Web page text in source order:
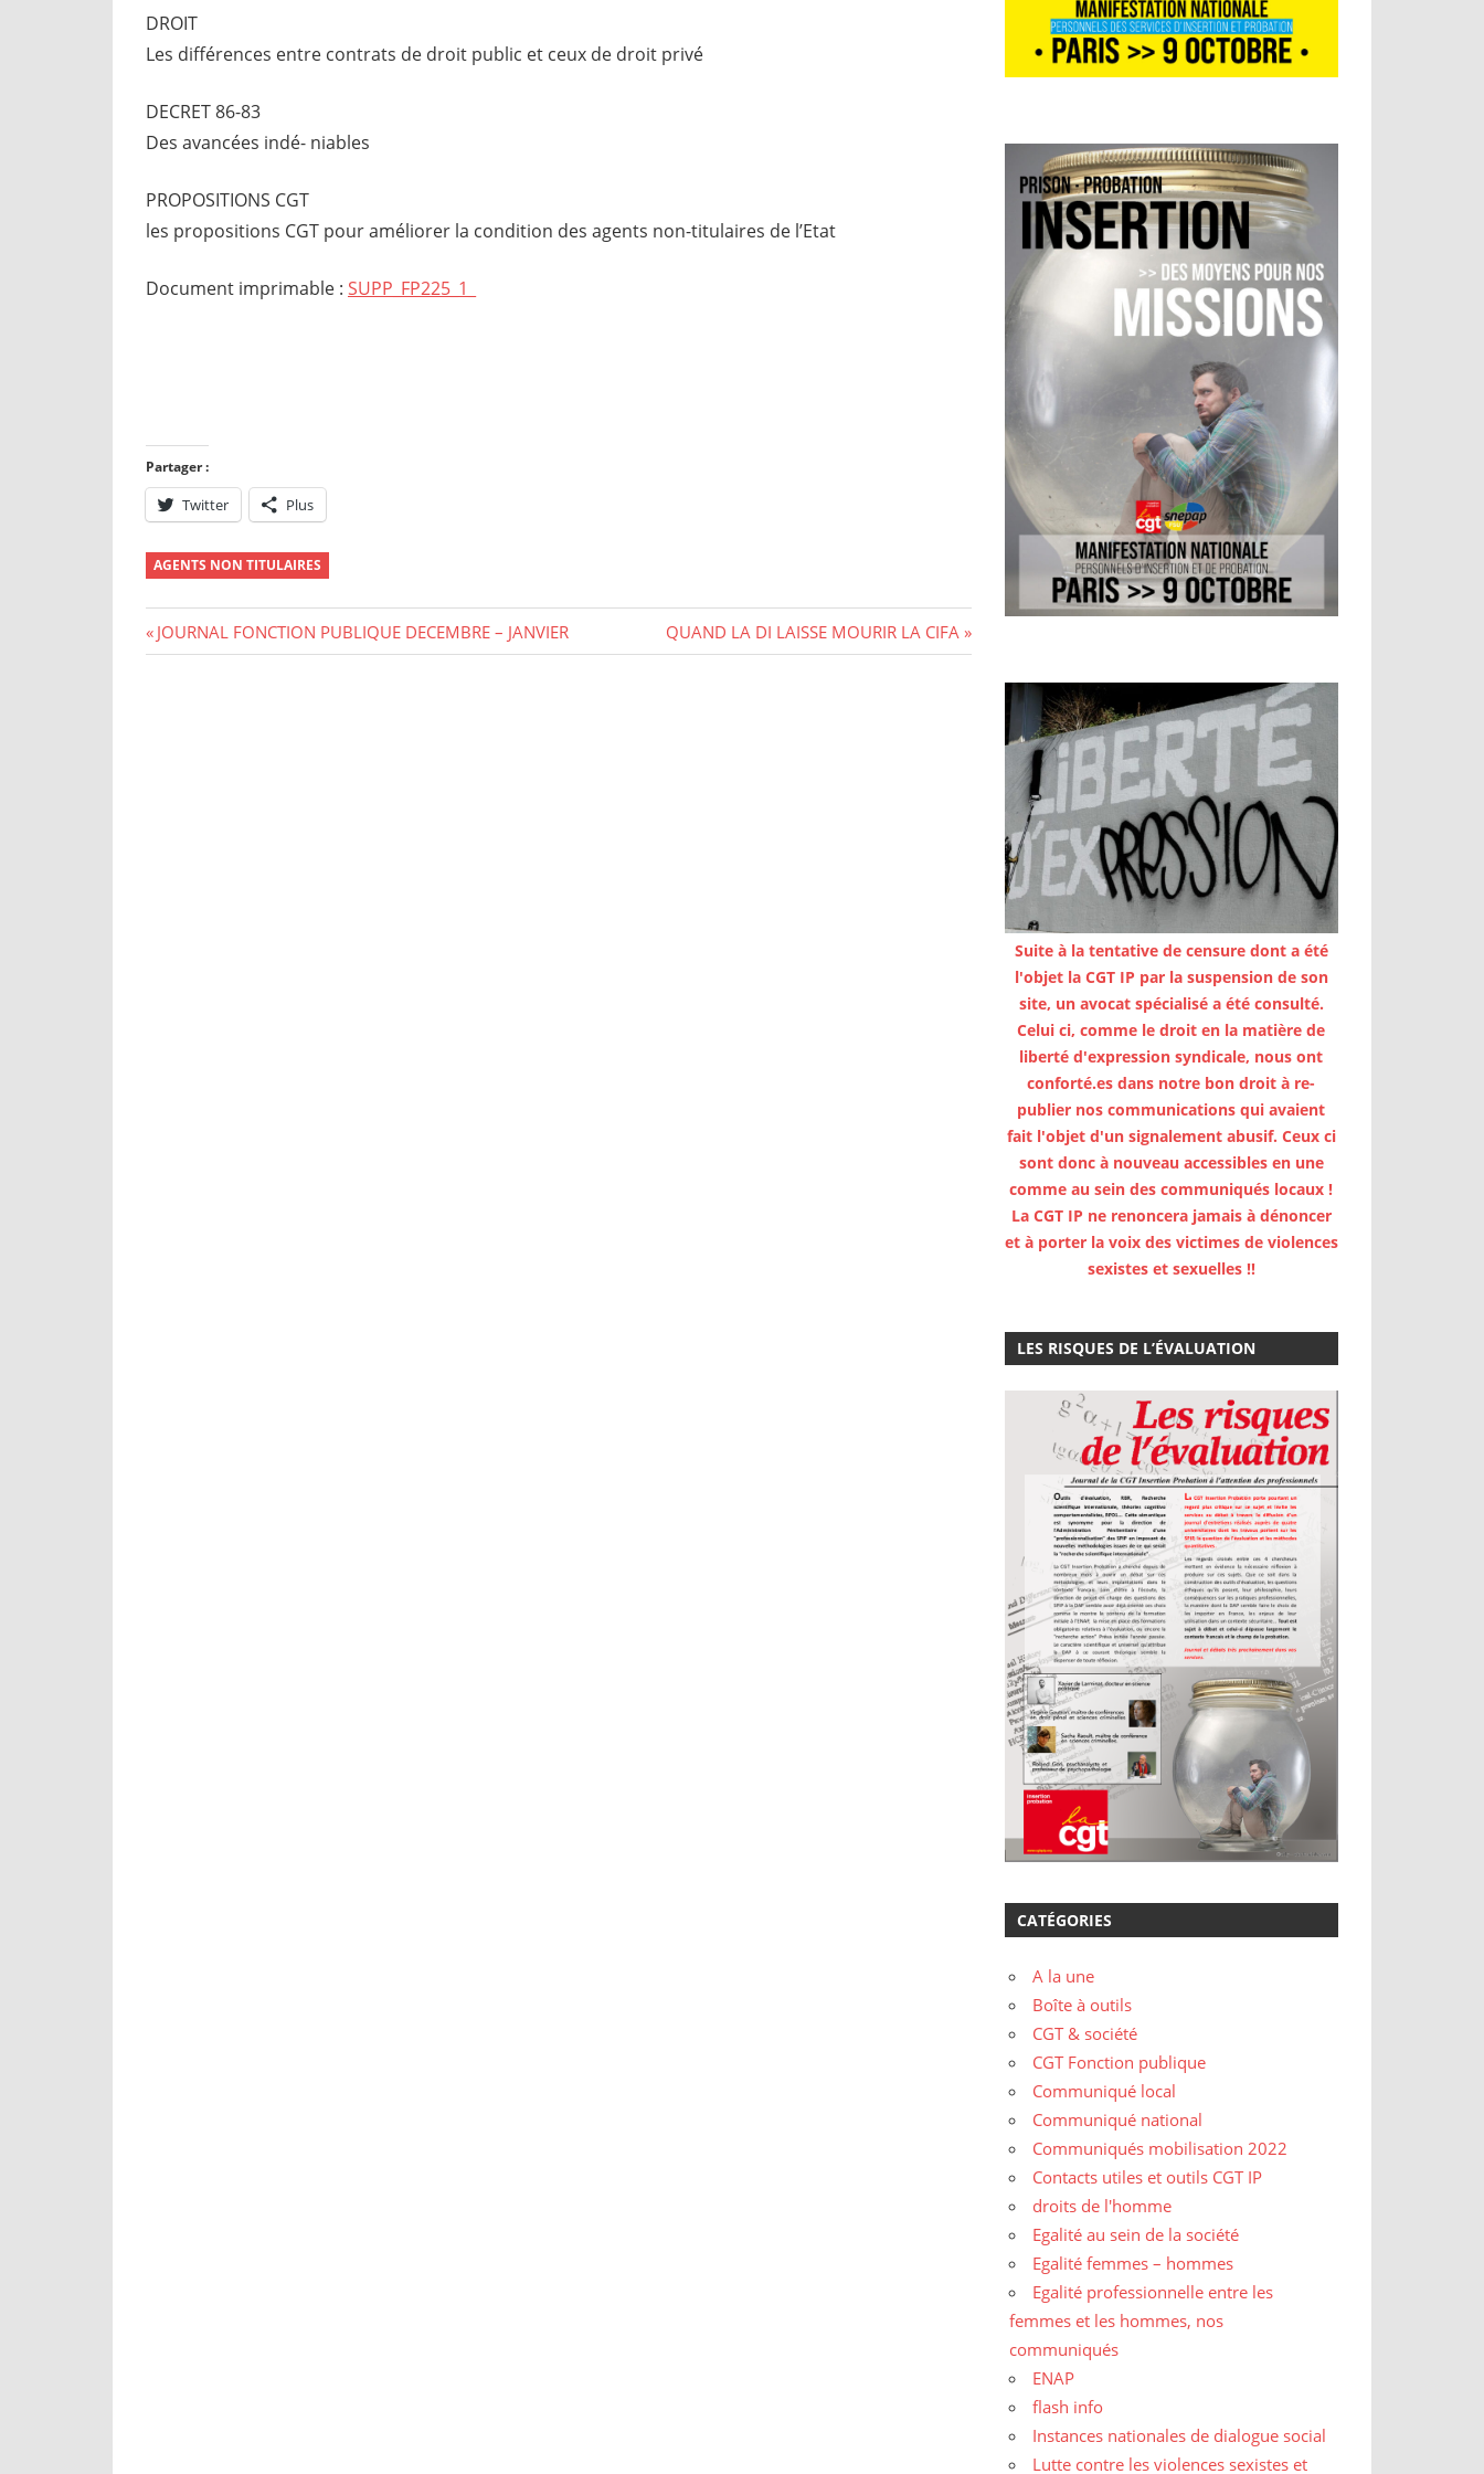
DROIT
Les différences entre contrats de droit public et ceux de droit privé
DECRET 86-83
Des avancées indé- niables
PROPOSITIONS CGT
les propositions CGT pour améliorer la condition des agents non-titulaires de l’Etat
Document imprimable : SUPP_FP225_1_
Partager :
Twitter Plus
AGENTS NON TITULAIRES
Navigation
Previous
Post:
JOURNAL FONCTION PUBLIQUE DECEMBRE – JANVIER
Next
Post:
QUAND LA DI LAISSE MOURIR LA CIFA
Suite à la tentative de censure dont a été
l'objet la CGT IP par la suspension de son
site, un avocat spécialisé a été consulté.
Celui ci, comme le droit en la matière de
liberté d'expression syndicale, nous ont
conforté.es dans notre bon droit à re-
publier nos communications qui avaient
fait l'objet d'un signalement abusif. Ceux ci
sont donc à nouveau accessibles en une
comme au sein des communiqués locaux !
La CGT IP ne renoncera jamais à dénoncer
et à porter la voix des victimes de violences
sexistes et sexuelles !!
LES RISQUES DE L’ÉVALUATION
CATÉGORIES
A la une
Boîte à outils
CGT & société
CGT Fonction publique
Communiqué local
Communiqué national
Communiqués mobilisation 2022
Contacts utiles et outils CGT IP
droits de l'homme
Egalité au sein de la société
Egalité femmes – hommes
Egalité professionnelle entre les
femmes et les hommes, nos
communiqués
ENAP
flash info
Instances nationales de dialogue social
Lutte contre les violences sexistes et